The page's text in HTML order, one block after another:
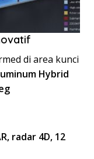
di area kunci
Hybrid
radar 4D, 12